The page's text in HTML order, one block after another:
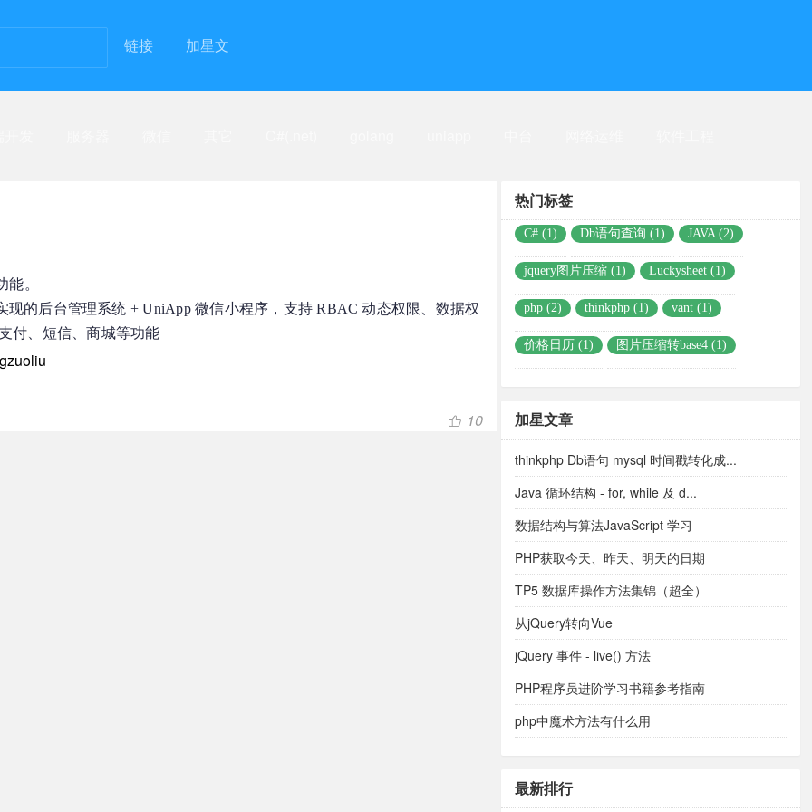
链接 加星文
能。
现的后台管理系统 + UniApp 微信小程序，支持 RBAC 动态权限、数据权
付、短信、商城等功能
10
热门标签
C# (1) Db语句查询 (1) JAVA (2)
jquery图片压缩 (1) Luckysheet (1)
php (2) thinkphp (1) vant (1)
价格日历 (1) 图片压缩转base4 (1)
加星文章
thinkphp Db语句 mysql 时间戳转化成...
Java 循环结构 - for, while 及 d...
数据结构与算法JavaScript 学习
PHP获取今天、昨天、明天的日期
TP5 数据库操作方法集锦（超全）
从jQuery转向Vue
jQuery 事件 - live() 方法
PHP程序员进阶学习书籍参考指南
php中魔术方法有什么用
最新排行